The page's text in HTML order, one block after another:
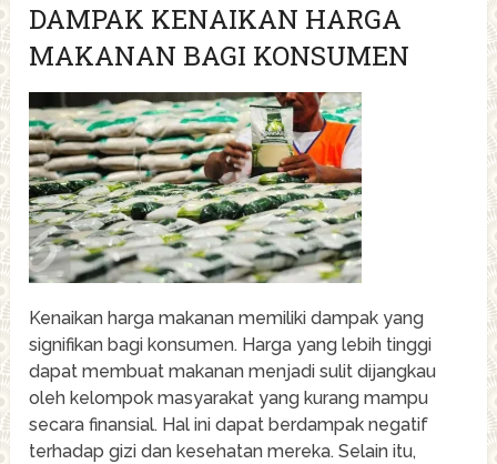
DAMPAK KENAIKAN HARGA
MAKANAN BAGI KONSUMEN
Kenaikan harga makanan memiliki dampak yang
signifikan bagi konsumen. Harga yang lebih tinggi
dapat membuat makanan menjadi sulit dijangkau
oleh kelompok masyarakat yang kurang mampu
secara finansial. Hal ini dapat berdampak negatif
terhadap gizi dan kesehatan mereka. Selain itu,